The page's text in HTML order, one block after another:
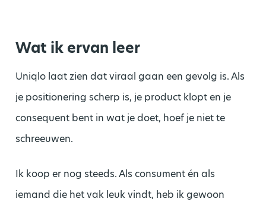
Wat ik ervan leer
Uniqlo laat zien dat viraal gaan een gevolg is. Als
je positionering scherp is, je product klopt en je
consequent bent in wat je doet, hoef je niet te
schreeuwen.
Ik koop er nog steeds. Als consument én als
iemand die het vak leuk vindt, heb ik gewoon